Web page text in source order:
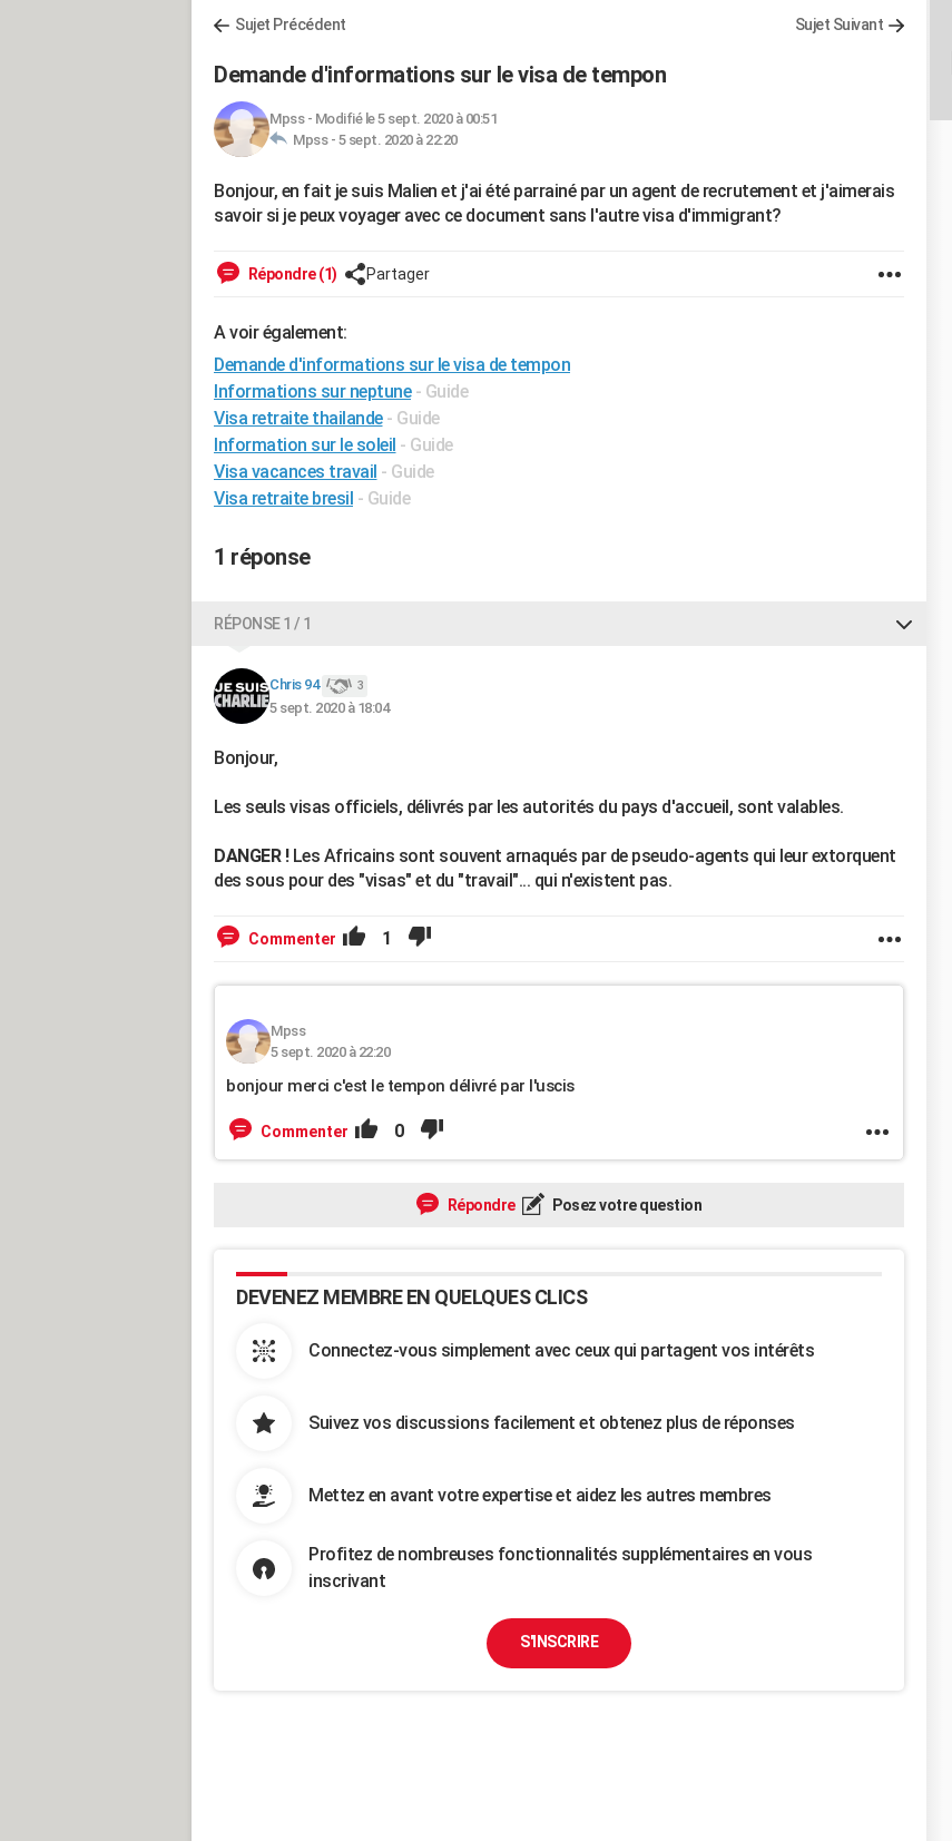
Sujet Précédent Sujet Suivant
Demande d'informations sur le visa de tempon
Mpss- Modifié le 5 sept. 2020 à 00:51
Mpss - 5 sept. 2020 à 22:20
Bonjour, en fait je suis Malien et j'ai été parrainé par un agent de recrutement et j'aimerais
savoir si je peux voyager avec ce document sans l'autre visa d'immigrant?
Répondre (1) Partager
A voir également:
Demande d'informations sur le visa de tempon
Informations sur neptune - Guide
Visa retraite thailande - Guide
Information sur le soleil - Guide
Visa vacances travail - Guide
Visa retraite bresil - Guide
1 réponse
RÉPONSE 1 / 1
Chris 94 3
5 sept. 2020 à 18:04
Bonjour,
Les seuls visas officiels, délivrés par les autorités du pays d'accueil, sont valables.
DANGER !Les Africains sont souvent arnaqués par de pseudo-agents qui leur extorquent
des sous pour des "visas" et du "travail"... qui n'existent pas.
Commenter 1
Mpss
5 sept. 2020 à 22:20
bonjour merci c'est le tempon délivré par l'uscis
Commenter 0
Répondre Posez votre question
DEVENEZ MEMBRE EN QUELQUES CLICS
Connectez-vous simplement avec ceux qui partagent vos intérêts
Suivez vos discussions facilement et obtenez plus de réponses
Mettez en avant votre expertise et aidez les autres membres
Profitez de nombreuses fonctionnalités supplémentaires en vous
inscrivant
S'INSCRIRE